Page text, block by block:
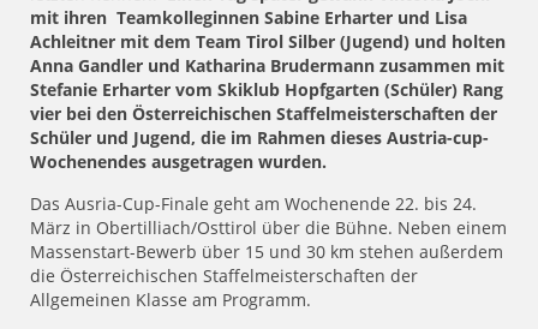
mit ihren Teamkolleginnen Sabine Erharter und Lisa
Achleitner mit dem Team Tirol Silber (Jugend) und holten
Anna Gandler und Katharina Brudermann zusammen mit
Stefanie Erharter vom Skiklub Hopfgarten (Schüler) Rang
vier bei den Österreichischen Staffelmeisterschaften der
Schüler und Jugend, die im Rahmen dieses Austria-cup-
Wochenendes ausgetragen wurden.
Das Ausria-Cup-Finale geht am Wochenende 22. bis 24.
März in Obertilliach/Osttirol über die Bühne. Neben einem
Massenstart-Bewerb über 15 und 30 km stehen außerdem
die Österreichischen Staffelmeisterschaften der
Allgemeinen Klasse am Programm.